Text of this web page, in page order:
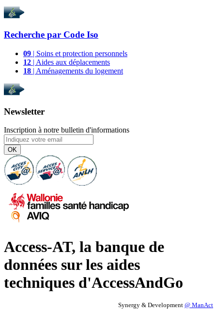
Recherche par Code Iso
09 | Soins et protection personnels
12 | Aides aux déplacements
18 | Aménagements du logement
Newsletter
Inscription à notre bulletin d'informations
OK
Access-AT, la banque de
données sur les aides
techniques d'AccessAndGo
Synergy & Development @ ManAct